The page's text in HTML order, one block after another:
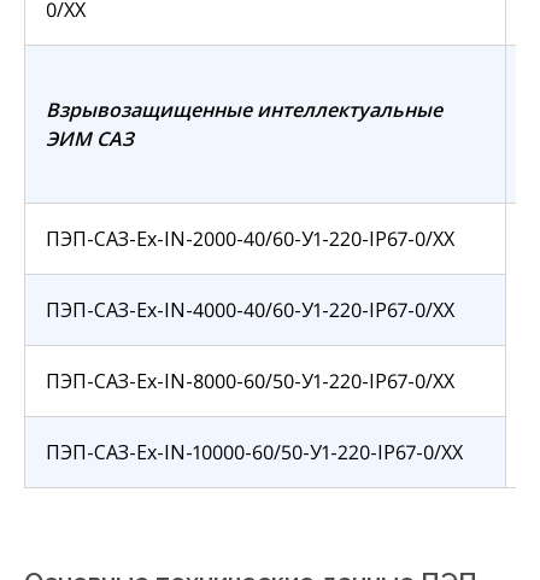
0/ХХ
Взрывозащищенные интеллектуальные
ЭИМ САЗ
ПЭП-САЗ-Ех-IN-2000-40/60-У1-220-IP67-0/ХХ
ПЭП-САЗ-Ех-IN-4000-40/60-У1-220-IP67-0/ХХ
ПЭП-САЗ-Ех-IN-8000-60/50-У1-220-IP67-0/ХХ
ПЭП-САЗ-Ех-IN-10000-60/50-У1-220-IP67-0/ХХ